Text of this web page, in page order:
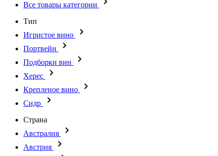
Все товары категории
Тип
Игристое вино
Портвейн
Подборки вин
Херес
Крепленое вино
Сидр
Страна
Австралия
Австрия